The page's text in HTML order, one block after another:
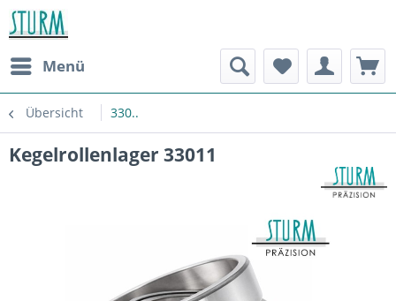
Menü
Übersicht 330..
Kegelrollenlager 33011